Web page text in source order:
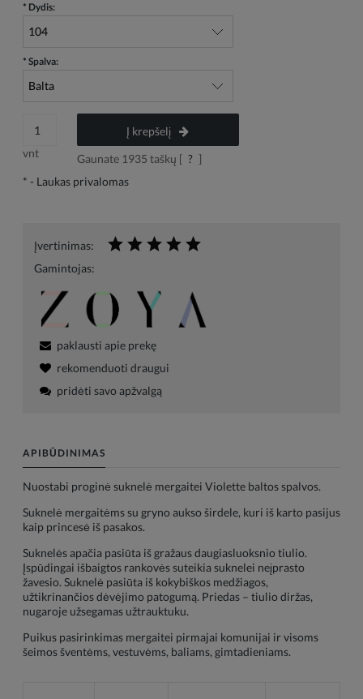
* Dydis:
* Spalva:
vnt
Į krepšelį
Gaunate 1935 taškų [ ? ]
* - Laukas privalomas
Įvertinimas:
Gamintojas:
paklausti apie prekę
rekomenduoti draugui
pridėti savo apžvalgą
APIBŪDINIMAS
Nuostabi proginė suknelė mergaitei Violette baltos spalvos.
Suknelė mergaitėms su gryno aukso širdele, kuri iš karto pasijus
kaip princesė iš pasakos.
Suknelės apačia pasiūta iš gražaus daugiasluoksnio tiulio.
Įspūdingai išbaigtos rankovės suteikia suknelei neįprasto
žavesio. Suknelė pasiūta iš kokybiškos medžiagos,
užtikrinančios dėvėjimo patogumą. Priedas – tiulio diržas,
nugaroje užsegamas užtrauktuku.
Puikus pasirinkimas mergaitei pirmajai komunijai ir visoms
šeimos šventėms, vestuvėms, baliams, gimtadieniams.